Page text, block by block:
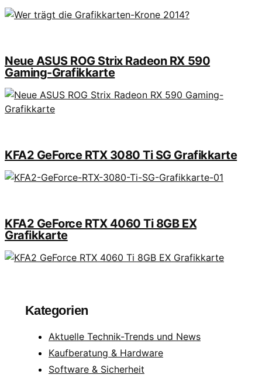
Neue ASUS ROG Strix Radeon RX 590
Gaming-Grafikkarte
KFA2 GeForce RTX 3080 Ti SG Grafikkarte
KFA2 GeForce RTX 4060 Ti 8GB EX
Grafikkarte
Kategorien
Aktuelle Technik-Trends und News
Kaufberatung & Hardware
Software & Sicherheit